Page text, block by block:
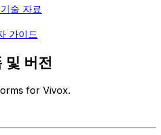
술 자료
가이드
및 버전
for Vivox.